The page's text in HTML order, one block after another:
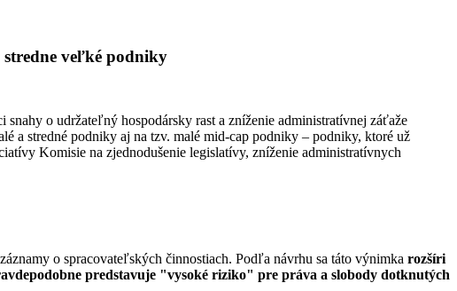
stredne veľké podniky
o udržateľný hospodársky rast a zníženie administratívnej záťaže
a stredné podniky aj na tzv. malé mid-cap podniky – podniky, ktoré už
Komisie na zjednodušenie legislatívy, zníženie administratívnych
o spracovateľských činnostiach. Podľa návrhu sa táto výnimka rozšíri
predstavuje "vysoké riziko" pre práva a slobody dotknutých